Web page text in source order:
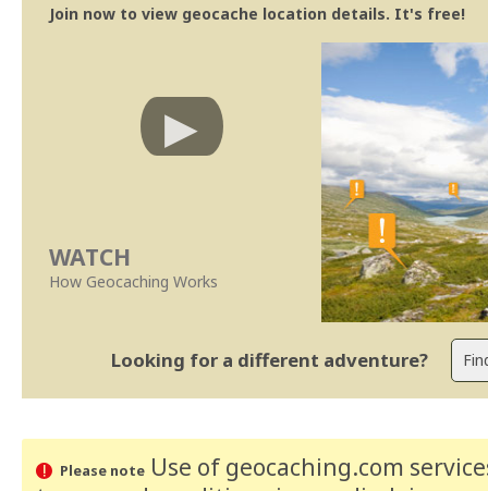
Join now to view geocache location details. It's free!
WATCH
How Geocaching Works
Looking for a different adventure?
Please noteUse of geocaching.com